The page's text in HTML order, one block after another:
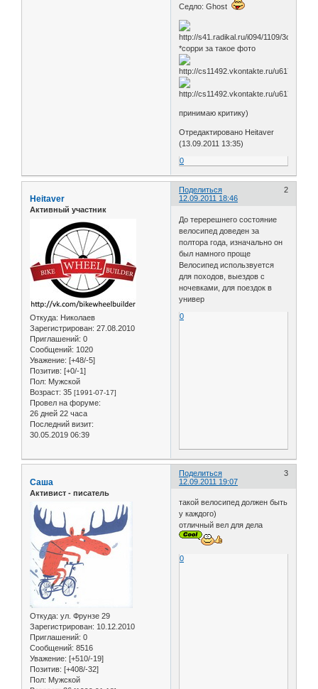
Седло: Ghost
*сорри за такое фото
принимаю критику)
Отредактировано Heitaver
(13.09.2011 13:35)
0
Поделиться
2
12.09.2011 18:46
Heitaver
Активный участник
Откуда: Николаев
Зарегистрирован: 27.08.2010
Приглашений: 0
Сообщений: 1020
Уважение: [+48/-5]
Позитив: [+0/-1]
Пол: Мужской
Возраст: 35 [1991-07-17]
Провел на форуме:
26 дней 22 часа
Последний визит:
30.05.2019 06:39
До теререшнего состояние
велосипед доведен за
полтора года, изначально он
был намного проще
Велосипед использвуется
для походов, выездов с
ночевками, для поездок в
универ
0
Поделиться
3
12.09.2011 19:07
Саша
Активист - писатель
Откуда: ул. Фрунзе 29
Зарегистрирован: 10.12.2010
Приглашений: 0
Сообщений: 8516
Уважение: [+510/-19]
Позитив: [+408/-32]
Пол: Мужской
такой велосипед должен быть
у каждого)
отличный вел для дела
0